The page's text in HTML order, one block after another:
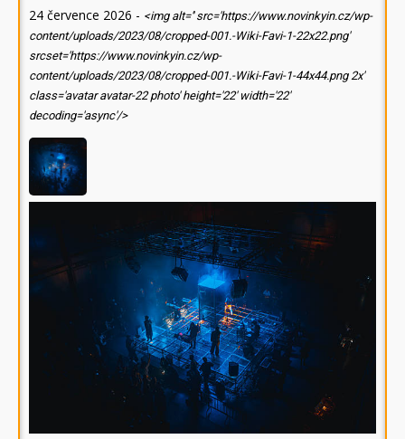
24 července 2026 - <img alt='' src='https://www.novinkyin.cz/wp-
content/uploads/2023/08/cropped-001.-Wiki-Favi-1-22x22.png'
srcset='https://www.novinkyin.cz/wp-
content/uploads/2023/08/cropped-001.-Wiki-Favi-1-44x44.png 2x'
class='avatar avatar-22 photo' height='22' width='22'
decoding='async'/>